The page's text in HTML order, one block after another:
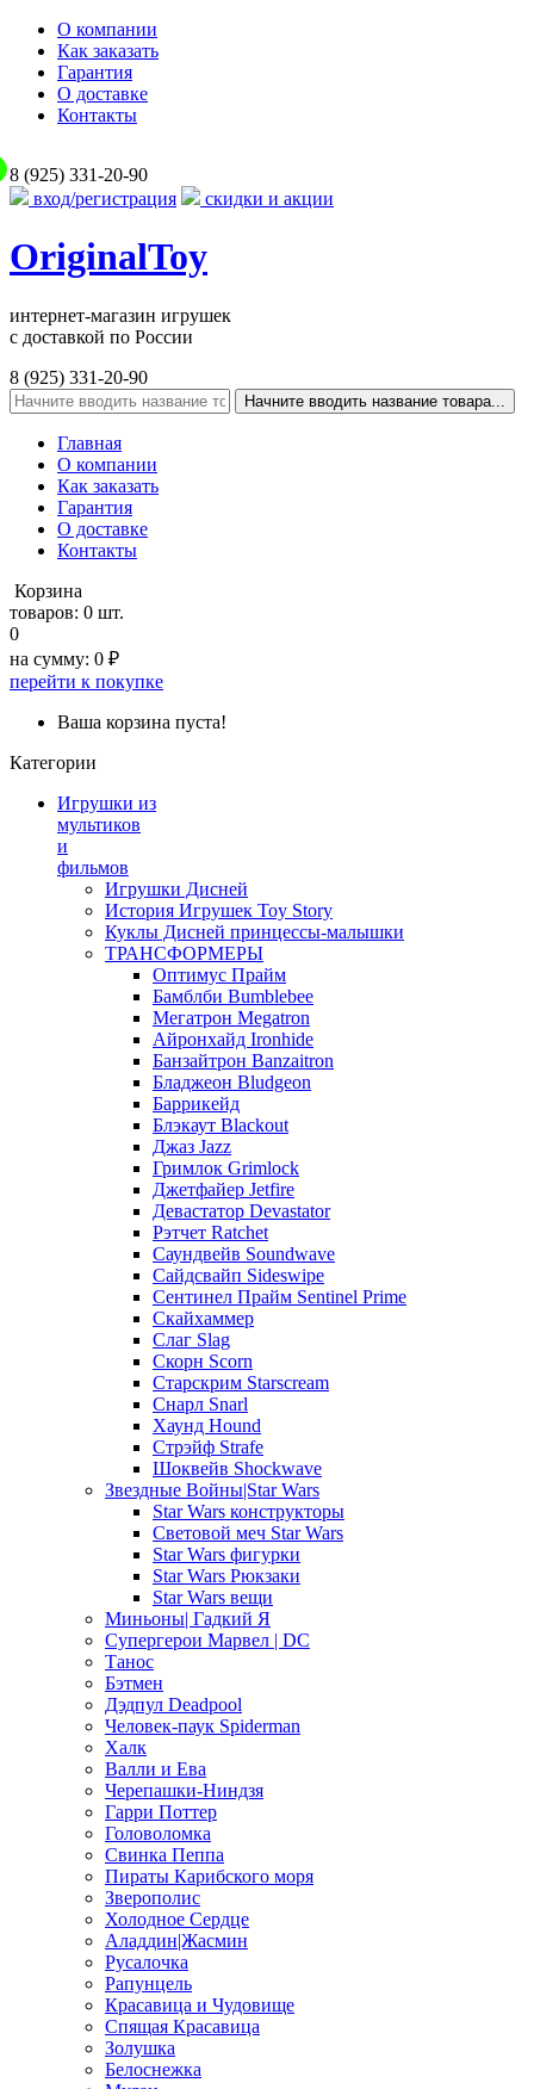
О компании
Как заказать
Гарантия
О доставке
Контакты
8 (925) 331-20-90
вход/регистрация
скидки и акции
OriginalToy
интернет-магазин игрушек
с доставкой по России
8 (925) 331-20-90
Начните вводить название товара...
Главная
О компании
Как заказать
Гарантия
О доставке
Контакты
Корзина
товаров: 0 шт.
0
на сумму: 0 ₽
перейти к покупке
Ваша корзина пуста!
Категории
Игрушки из
мультиков
и
фильмов
Игрушки Дисней
История Игрушек Toy Story
Куклы Дисней принцессы-малышки
ТРАНСФОРМЕРЫ
Оптимус Прайм
Бамблби Bumblebee
Мегатрон Megatron
Айронхайд Ironhide
Банзайтрон Banzaitron
Бладжеон Bludgeon
Баррикейд
Блэкаут Blackout
Джаз Jazz
Гримлок Grimlock
Джетфайер Jetfire
Девастатор Devastator
Рэтчет Ratchet
Саундвейв Soundwave
Сайдсвайп Sideswipe
Сентинел Прайм Sentinel Prime
Скайхаммер
Слаг Slag
Скорн Scorn
Старскрим Starscream
Снарл Snarl
Хаунд Hound
Стрэйф Strafe
Шоквейв Shockwave
Звездные Войны|Star Wars
Star Wars конструкторы
Световой меч Star Wars
Star Wars фигурки
Star Wars Рюкзаки
Star Wars вещи
Миньоны| Гадкий Я
Супергерои Марвел | DC
Танос
Бэтмен
Дэдпул Deadpool
Человек-паук Spiderman
Халк
Валли и Ева
Черепашки-Ниндзя
Гарри Поттер
Головоломка
Свинка Пеппа
Пираты Карибского моря
Зверополис
Холодное Сердце
Аладдин|Жасмин
Русалочка
Рапунцель
Красавица и Чудовище
Спящая Красавица
Золушка
Белоснежка